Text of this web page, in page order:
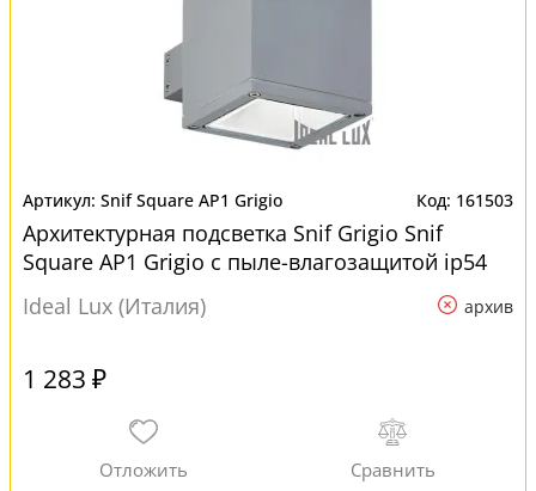
Snif Square AP1 Grigio 161503
Архитектурная подсветка Snif Grigio Snif
Square AP1 Grigio с пыле-влагозащитой ip54
Ideal Lux (Италия)
архив
1 283 ₽